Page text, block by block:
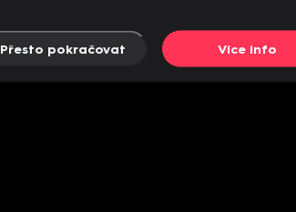
Přesto pokračovat Více info